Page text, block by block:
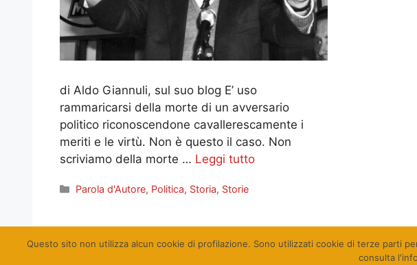
di Aldo Giannuli, sul suo blog E’ uso
rammaricarsi della morte di un avversario
politico riconoscendone cavallerescamente i
meriti e le virtù. Non è questo il caso. Non
scriviamo della morte … Leggi tutto
Categorie
Parola d'Autore, Politica, Storia, Storie
Pagina
Pagina
Questo sito non utilizza alcun cookie di profilazione. Sono utilizzati cookie di terze parti
consulta